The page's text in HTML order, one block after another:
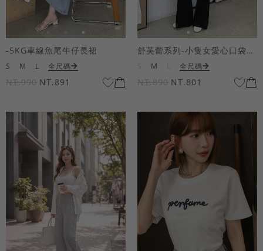
-5KG車線魚尾牛仔長裙
S M L 全尺碼
NT.990 NT.891
舒芙蕾系列-小隻女愛心口袋寬褲
M 全尺碼
NT.890 NT.801